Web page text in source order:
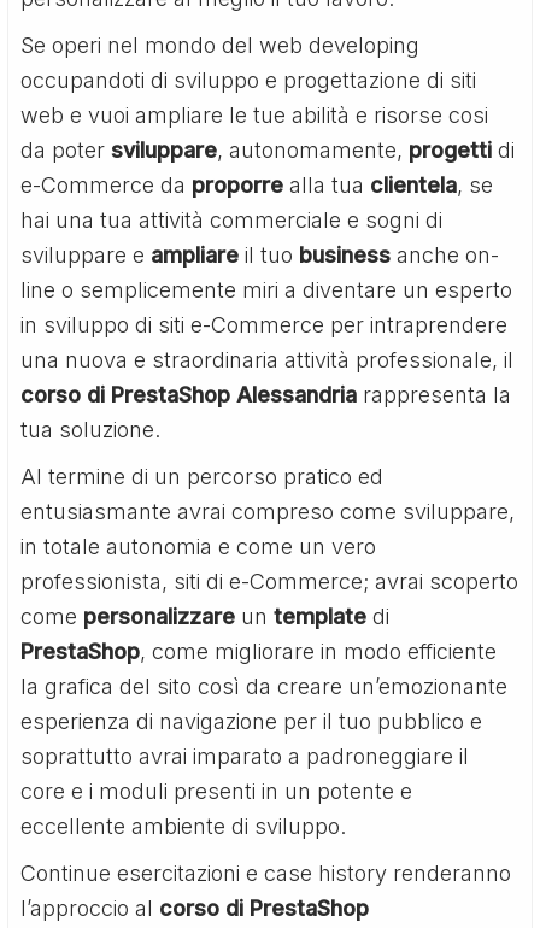
Se operi nel mondo del web developing
occupandoti di sviluppo e progettazione di siti
web e vuoi ampliare le tue abilità e risorse cosi
da potersviluppare, autonomamente, progetti di
e-Commerce da proporre alla tua clientela, se
hai una tua attività commerciale e sogni di
sviluppare e ampliare il tuo business anche on-
line o semplicemente miri a diventare un esperto
in sviluppo di siti e-Commerce per intraprendere
una nuova e straordinaria attività professionale, il
corso di PrestaShop Alessandria rappresenta la
tua soluzione.
Al termine di un percorso pratico ed
entusiasmante avrai compreso come sviluppare,
in totale autonomia e come un vero
professionista, siti di e-Commerce; avrai scoperto
come personalizzare untemplate di
PrestaShop, come migliorare in modo efficiente
la grafica del sito così da creare un’emozionante
esperienza di navigazione per il tuo pubblico e
soprattutto avrai imparato a padroneggiare il
core e i moduli presenti in un potente e
eccellente ambiente di sviluppo.
Continue esercitazioni e case history renderanno
l’approccio al corso di PrestaShop